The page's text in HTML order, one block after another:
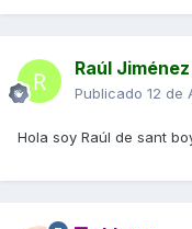
Raúl Jiménez
Publicado 12 de
Hola soy Raúl de sant